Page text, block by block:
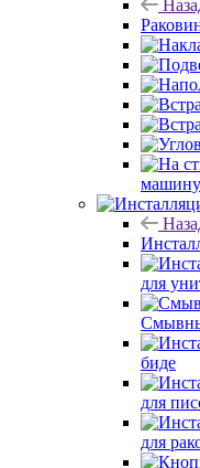
машину
для
биде
для
для